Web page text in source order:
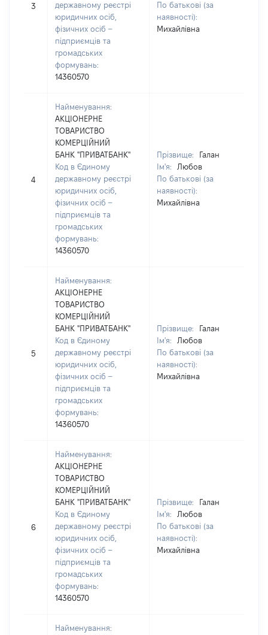
3
державному реєстрі
юридичних осіб,
фізичних осіб –
підприємців та
громадських
формувань:
14360570
По батькові (за
наявності):
Михайлівна
4
Найменування:
АКЦІОНЕРНЕ
ТОВАРИСТВО
КОМЕРЦІЙНИЙ
БАНК "ПРИВАТБАНК"
Код в Єдиному
державному реєстрі
юридичних осіб,
фізичних осіб –
підприємців та
громадських
формувань:
14360570
Прізвище:
Галан
Ім'я:
Любов
По батькові (за
наявності):
Михайлівна
5
Найменування:
АКЦІОНЕРНЕ
ТОВАРИСТВО
КОМЕРЦІЙНИЙ
БАНК "ПРИВАТБАНК"
Код в Єдиному
державному реєстрі
юридичних осіб,
фізичних осіб –
підприємців та
громадських
формувань:
14360570
Прізвище:
Галан
Ім'я:
Любов
По батькові (за
наявності):
Михайлівна
6
Найменування:
АКЦІОНЕРНЕ
ТОВАРИСТВО
КОМЕРЦІЙНИЙ
БАНК "ПРИВАТБАНК"
Код в Єдиному
державному реєстрі
юридичних осіб,
фізичних осіб –
підприємців та
громадських
формувань:
14360570
Прізвище:
Галан
Ім'я:
Любов
По батькові (за
наявності):
Михайлівна
Найменування: